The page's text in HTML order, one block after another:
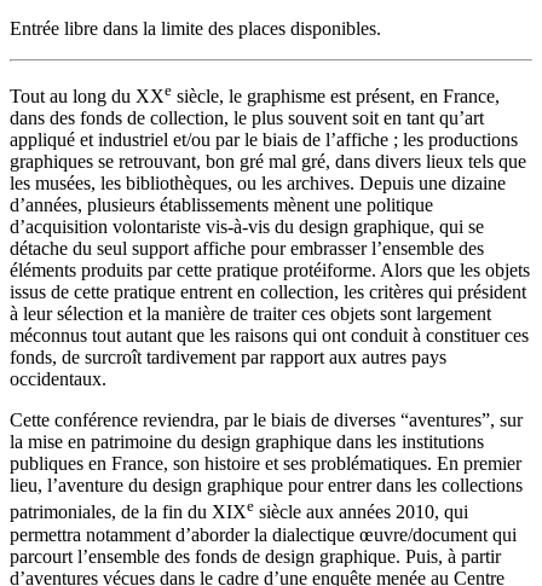
Entrée libre dans la limite des places disponibles.
Tout au long du XXe siècle, le graphisme est présent, en France,
dans des fonds de collection, le plus souvent soit en tant qu’art
appliqué et industriel et/ou par le biais de l’affiche ; les productions
graphiques se retrouvant, bon gré mal gré, dans divers lieux tels que
les musées, les bibliothèques, ou les archives. Depuis une dizaine
d’années, plusieurs établissements mènent une politique
d’acquisition volontariste vis-à-vis du design graphique, qui se
détache du seul support affiche pour embrasser l’ensemble des
éléments produits par cette pratique protéiforme. Alors que les objets
issus de cette pratique entrent en collection, les critères qui président
à leur sélection et la manière de traiter ces objets sont largement
méconnus tout autant que les raisons qui ont conduit à constituer ces
fonds, de surcroît tardivement par rapport aux autres pays
occidentaux.
Cette conférence reviendra, par le biais de diverses “aventures”, sur
la mise en patrimoine du design graphique dans les institutions
publiques en France, son histoire et ses problématiques. En premier
lieu, l’aventure du design graphique pour entrer dans les collections
patrimoniales, de la fin du XIXe siècle aux années 2010, qui
permettra notamment d’aborder la dialectique œuvre/document qui
parcourt l’ensemble des fonds de design graphique. Puis, à partir
d’aventures vécues dans le cadre d’une enquête menée au Centre